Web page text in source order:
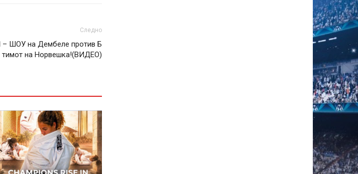
Следно
– ШОУ на Дембеле против Б
тимот на Норвешка!(ВИДЕО)